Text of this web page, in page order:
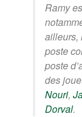
Ramy
ailleurs,
poste
poste
des
Nouri,
Dorval.